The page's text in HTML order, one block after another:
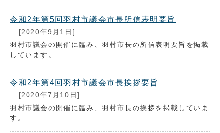
令和2年第5回羽村市議会市長所信表明要旨
[2020年9月1日]
羽村市議会の開催に臨み、羽村市長の所信表明要旨を掲載
しています。
令和2年第4回羽村市議会市長挨拶要旨
[2020年7月10日]
羽村市議会の開催に臨み、羽村市長の挨拶を掲載していま
す。